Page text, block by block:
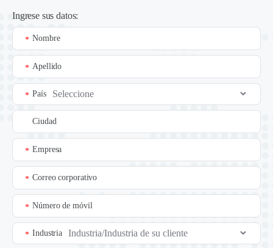
Ingrese sus datos:
Nombre
*
Apellido
*
País
*
Ciudad
Empresa
*
Correo corporativo
*
Número de móvil
*
Industria
*